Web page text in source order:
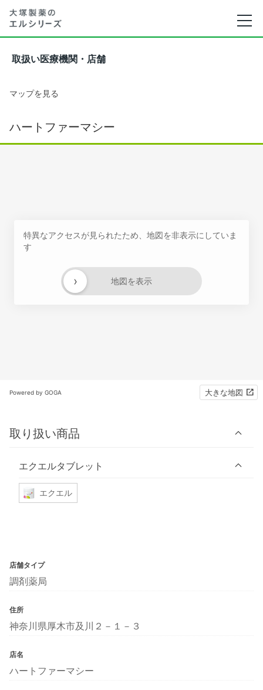
取扱い医療機関・店舗
マップを見る
ハートファーマシー
特異なアクセスが見られたため、地図を非表示にしていま
す
地図を表示
›
Powered by GOGA 大きな地図
取り扱い商品
エクエルタブレット
エクエル
店舗タイプ
調剤薬局
住所
神奈川県厚木市及川２－１－３
店名
ハートファーマシー